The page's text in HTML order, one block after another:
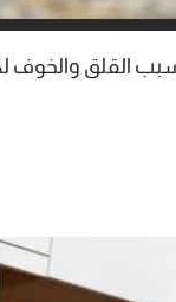
القلق والخوف